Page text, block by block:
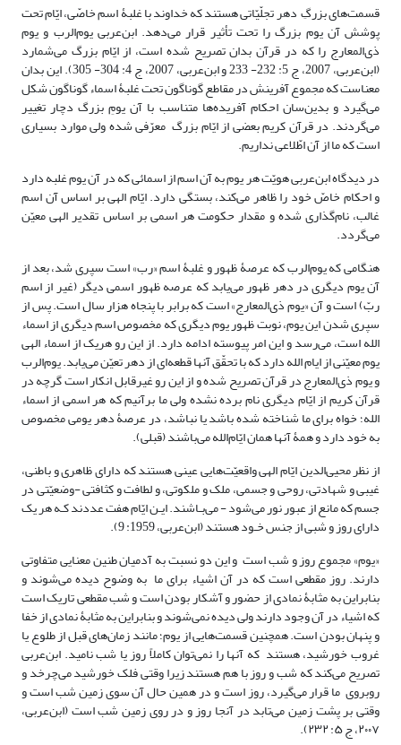
قسمت‌های بزرگِ دهر تجلّیّاتی هستند که خداوند با غلبۀ اسم خاصّی، ایّام تحت
پوشش آن یوم بزرگ را تحت تأثیر قرار می‌دهد. ابن‌عربی یوم‌الرب و یوم
ذی‌المعارج را که در قرآن بدان تصریح شده است، از ایّام بزرگ می‌شمارد
(ابن‌عربی، 2007، ج 5: 232- 233 و ابن‌عربی، 2007، ج 4: 304- 305). این بدان
معناست که مجموع آفرینش در مقاطع گوناگون تحت غلبۀ اسماء گوناگون شکل
می‌گیرد و بدین‌سان احکام آفریده‌ها متناسب با آن یومِ بزرگ دچار تغییر
می‌گردند. در قرآن کریم بعضی از ایّام بزرگ معرّفی شده ولی موارد بسیاری
است که ما از آن اطّلاعی نداریم.
در دیدگاه ابن‌عربی هویّت هر یوم به آن اسم از اسمائی که در آن یوم غلبه دارد
و احکام خاصّ خود را ظاهر می‌کند، بستگی دارد. ایّام الهی بر اساس آن اسم
غالب، نام‌گذاری شده و مقدار حکومت هر اسمی بر اساس تقدیر الهی معیّن
می‌گردد.
هنگامی که یوم‌الرب که عرصۀ ظهور و غلبۀ اسم «رب» است سپری شد، بعد از
آن یوم دیگری در دهر ظهور می‌یابد که عرصه ظهور اسمی دیگر (غیر از اسم
ربّ) است و آن «یوم ذی‌المعارج» است که برابر با پنجاه هزار سال است. پس از
سپری شدن این یوم، نوبت ظهور یوم دیگری که مخصوص اسم دیگری از اسماء
الله است، می‌رسد و این امر پیوسته ادامه دارد. از این رو هریک از اسماء الهی
یوم معیّنی از ایام الله دارد که با تحقّق آنها قطعه‌ای از دهر تعیّن می‌یابد. یوم‌الرب
و یوم ذی‌المعارج در قرآن تصریح شده و از این رو غیرقابل انکار است گرچه در
قرآن کریم از ایّام دیگری نام برده نشده ولی ما برآنیم که هر اسمی از اسماء
الله؛ خواه برای ما شناخته شده باشد یا نباشد، در عرصۀ دهر یومی مخصوص
به خود دارد و همۀ آنها همان ایّام‌الله می‌باشند (قبلی).
از نظر محیی‌الدین ایّام الهی واقعیّت‌هایی عینی هستند که دارای ظاهری و باطنی،
غیبی و شهادتی، روحی و جسمی، ملک و ملکوتی، و لطافت و کثافتی -وضعیّتی در
جسم که مانع از عبور نور می‌شود - می‌بـاشند. ایـن ایّام هفت عددند کـه هر یک
دارای روز و شبی از جنس خـود هستند (ابن‌عربی، 1959: 9).
«یوم» مجموع روز و شب است و این دو نسبت به آدمیان طنین معنایی متفاوتی
دارند. روز مقطعی است که در آن اشیاء برای ما به وضوح دیده می‌شوند و
بنابراین به مثابۀ نمادی از حضور و آشکار بودن است و شب مقطعی تاریک است
که اشیاء در آن وجود دارند ولی دیده نمی‌شوند و بنابراین به مثابۀ نمادی از خفا
و پنهان بودن است. همچنین قسمت‌هایی از یوم؛ مانند زمان‌های قبل از طلوع یا
غروب خورشید، هستند که آنها را نمی‌توان کاملاً روز یا شب نامید. ابن‌عربی
تصریح می‌کند که شب و روز با هم هستند زیرا وقتی فلک خورشید می‌چرخد و
روبروی ما قرار می‌گیرد، روز است و در همین حال آن سوی زمین شب است و
وقتی بر پشت زمین می‌تابد در آنجا روز و در روی زمین شب است (ابن‌عربی،
۲۰۰۷، ج ۵: ۲۳۲).